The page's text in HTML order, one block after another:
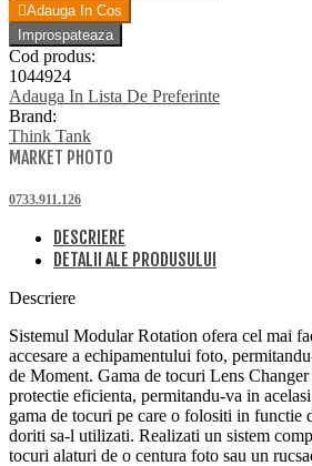
Adauga In Cos
Cod produs:
1044924
Adauga In Lista De Preferinte
Brand:
Think Tank
MARKET PHOTO
0733.911.126
DESCRIERE
DETALII ALE PRODUSULUI
Descriere
Sistemul Modular Rotation ofera cel mai
accesare a echipamentului foto,
de Moment. Gama de tocuri Lens Changer
protectie eficienta, permitandu-va in
gama de tocuri pe care o folositi in functie
doriti sa-l utilizati. Realizati un sistem
tocuri alaturi de o centura foto sau un